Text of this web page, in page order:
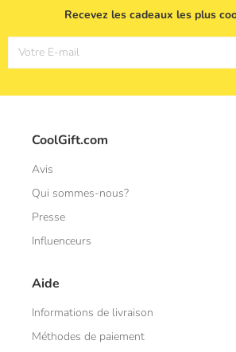
Recevez les cadeaux les plus
Votre E-mail
CoolGift.com
Avis
Qui sommes-nous?
Presse
Influenceurs
Aide
Informations de livraison
Méthodes de paiement